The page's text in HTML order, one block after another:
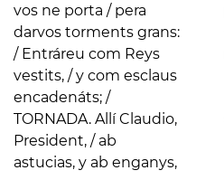
vos ne porta / pera
darvos torments grans:
/ Entráreu com Reys
vestits, / y com esclaus
encadenáts; /
TORNADA. Allí Claudio,
President, / ab
astucias, y ab enganys,
provocan: / De contagi,
y malaltias, / puix per
nos sou reclamáts, /
TORNADA. Puix de
Deu sou tant amats, /
de cor vos invocarém; /